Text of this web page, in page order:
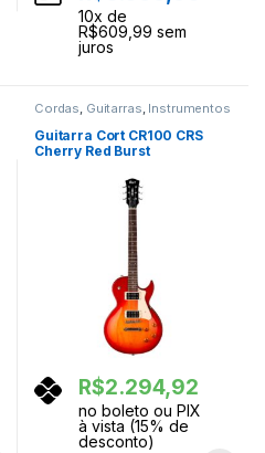
10x de
R$609,99 sem
juros
Cordas Guitarras Instrumentos
Musicais
Guitarra Cort CR100 CRS
Cherry Red Burst
R$2.294,92
no boleto ou PIX
à vista (15% de
desconto)